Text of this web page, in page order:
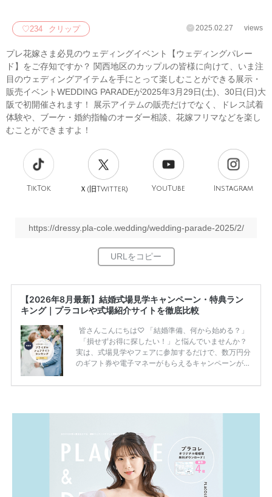
♡234 クリップ 2025.02.27 views
プレ花嫁さま必見のウェディングイベント【ウェディングパレー
ド】をご存知ですか？ 関西地区のカップルの皆様に向けて、いま注
目のウェディングアイテムを手にとって楽しむことができる展示・
販売イベントWEDDING PARADEが2025年3月29日(土)、30日(日)大
阪で初開催されます！ 展示アイテムの販売だけでなく、ドレス試着
体験や、ブーケ・婚約指輪のオーダー相談、花嫁フリマなどを楽し
むことができますよ！
TikTok Ｘ(旧Twitter) YouTube Instagram
https://dressy.pla-cole.wedding/wedding-parade-2025/2/
【2026年8月最新】結婚式場見学キャンペーン・特典ラン
キング｜プラコレや式場紹介サイトを徹底比較
皆さんこんにちは♡ 「結婚準備、何から始める？」
「損せずお得に探したい！」と悩んでいませんか？
実は、式場見学やフェアに参加するだけで、数万円分
のギフト券や電子マネーがもらえるキャンペーンがあ
ため、比較せずに選ぶと損をしてしまうことも……。
一番お得？」「プラコレの特典は？」といった疑問も
解決します。 まずは診断で候補を絞れる「ウェディ
ング診断」か、体験型 […]続きを読む